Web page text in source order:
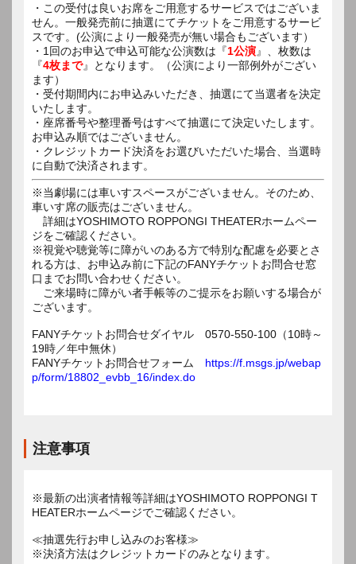
・この受付は良いお席をご用意するサービスではございま
せん。一般発売前に抽選にてチケットをご用意するサービ
スです。(公演により一般発売が無い場合もございます）
・1回のお申込で申込可能な公演数は『1公演』、枚数は
『4枚まで』となります。（公演により一部例外がござい
ます）
・受付期間内にお申込みいただき、抽選にて当選者を決定
いたします。
・座席番号や整理番号はすべて抽選にて決定いたします。
お申込み順ではございません。
・クレジットカード決済をお選びいただいた場合、当選時
に自動で決済されます。
※当劇場には車いすスペースがございません。そのため、
車いす席の販売はございません。
詳細はYOSHIMOTO ROPPONGI THEATERホームペー
ジをご確認ください。
※視覚や聴覚等に障がいのある方で特別な配慮を必要とさ
れる方は、お申込み前に下記のFANYチケットお問合せ窓
口までお問い合わせください。
ご来場時に障がい者手帳等のご提示をお願いする場合が
ございます。
FANYチケットお問合せダイヤル 0570-550-100（10時～
19時／年中無休）
FANYチケットお問合せフォーム https://f.msgs.jp/webap
p/form/18802_evbb_16/index.do
注意事項
※最新の出演者情報等詳細はYOSHIMOTO ROPPONGI T
HEATERホームページでご確認ください。
≪抽選先行お申し込みのお客様≫
※決済方法はクレジットカードのみとなります。